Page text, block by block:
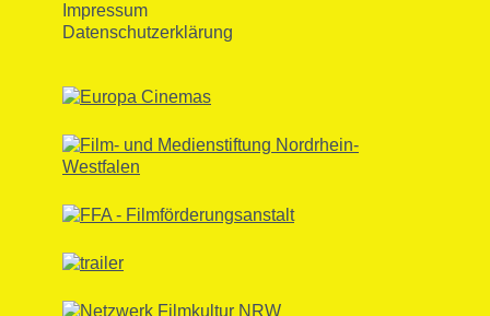
Impressum
Datenschutzerklärung